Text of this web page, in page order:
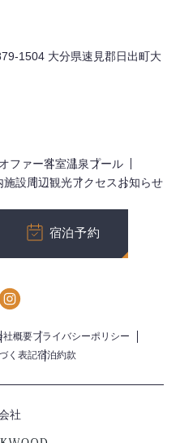
1504 大分県速見郡日出町大
ファー客室温泉プール
施設周辺観光アクセスお知らせ
宿泊予約
社概要プライバシーポリシー
く表記宿泊約款
社